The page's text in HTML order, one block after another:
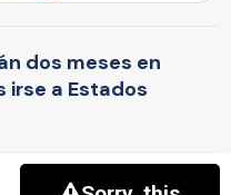
dos meses en
irse a Estados